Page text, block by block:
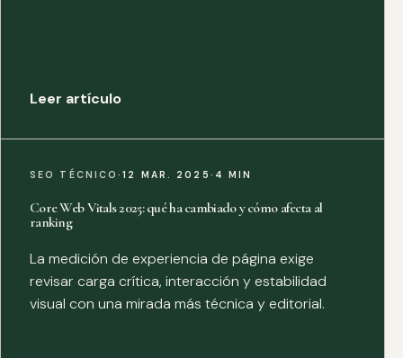
Leer artículo
SEO TÉCNICO·12 MAR. 2025 · 4 MIN
Core Web Vitals 2025: qué ha cambiado y cómo afecta al
ranking
La medición de experiencia de página exige
revisar carga crítica, interacción y estabilidad
visual con una mirada más técnica y editorial.